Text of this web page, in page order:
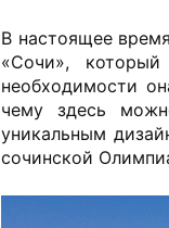
В настоящее
«Сочи»,
необходимости
чему здесь
уникальным
сочинской